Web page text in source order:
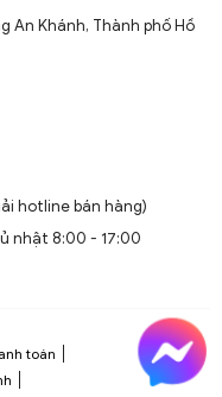
An Khánh, Thành phố Hồ
hotline bán hàng)
nhật 8:00 - 17:00
toán